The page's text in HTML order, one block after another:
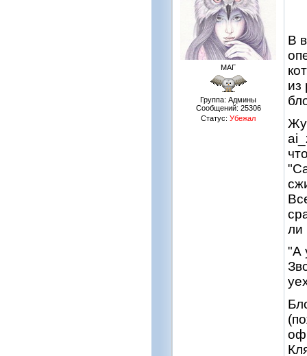
МАГ
Группа: Админы
Сообщений: 25306
Статус: Убежал
В
из
ли
"А